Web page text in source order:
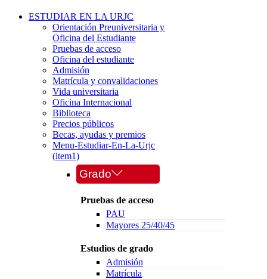
ESTUDIAR EN LA URJC
Orientación Preuniversitaria y
Oficina del Estudiante
Pruebas de acceso
Oficina del estudiante
Admisión
Matrícula y convalidaciones
Vida universitaria
Oficina Internacional
Biblioteca
Precios públicos
Becas, ayudas y premios
Menu-Estudiar-En-La-Urjc
(item1)
Grado
Pruebas de acceso
PAU
Mayores 25/40/45
Estudios de grado
Admisión
Matrícula